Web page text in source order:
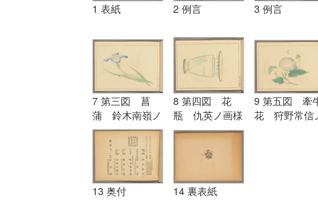
1 表紙 2 例言 3 例言
7 第三図 菖
蒲 鈴木南嶺ノ
画様ニ倣フ
8 第四図 花
瓶 仇英ノ画様
ニ倣フ
9 第五図 牽
花 狩野常信
13 奥付 14 裏表紙